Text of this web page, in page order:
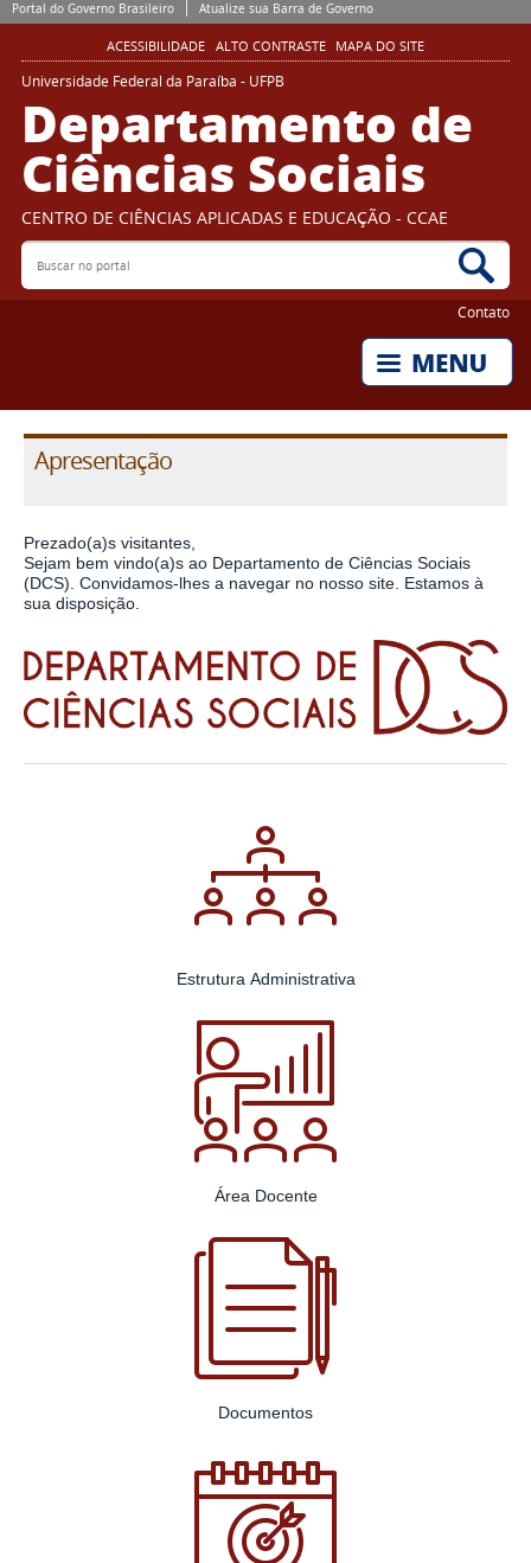
Portal do Governo Brasileiro Atualize sua Barra de Governo
ACESSIBILIDADE ALTO CONTRASTE MAPA DO SITE
Universidade Federal da Paraíba - UFPB
Departamento de
Ciências Sociais
CENTRO DE CIÊNCIAS APLICADAS E EDUCAÇÃO - CCAE
Buscar no portal
Contato
Apresentação
Prezado(a)s visitantes,
Sejam bem vindo(a)s ao Departamento de Ciências Sociais
(DCS). Convidamos-lhes a navegar no nosso site. Estamos à
sua disposição.
Estrutura Administrativa
Área Docente
Documentos